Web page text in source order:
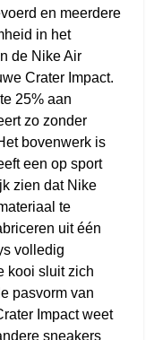
en meerdere
in het
de Nike Air
Crater Impact.
25% aan
zo zonder
bovenwerk is
een op sport
zien dat Nike
te
uit één
volledig
kooi sluit zich
pasvorm van
Impact weet
sneakers